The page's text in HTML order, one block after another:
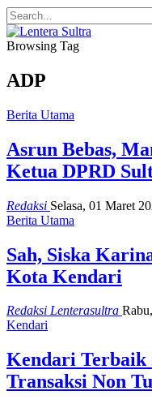
Browsing Tag
ADP
Berita Utama
Asrun Bebas,
Ketua DPRD
Redaksi Selasa, 01 Maret
Berita Utama
Sah, Siska
Kota Kendari
Redaksi Lenterasultra
Kendari
Kendari Terbaik
Transaksi Non